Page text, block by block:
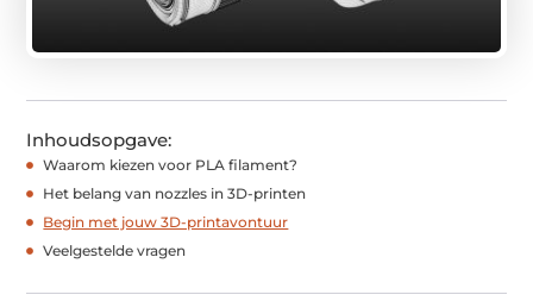
Inhoudsopgave:
Waarom kiezen voor PLA filament?
Het belang van nozzles in 3D-printen
Begin met jouw 3D-printavontuur
Veelgestelde vragen